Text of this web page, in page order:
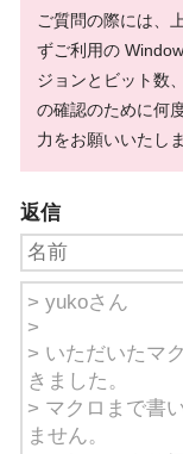
ご質問の際には、
ずご利用の
ジョンとビット数
の確認のために何
力をお願いいたしま
返信